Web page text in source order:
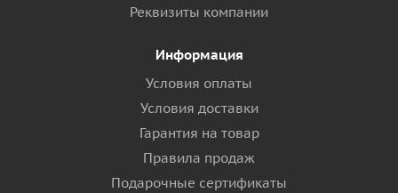
Реквизиты компании
Информация
Условия оплаты
Условия доставки
Гарантия на товар
Правила продаж
Подарочные сертификаты